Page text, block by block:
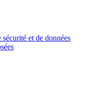
et de données